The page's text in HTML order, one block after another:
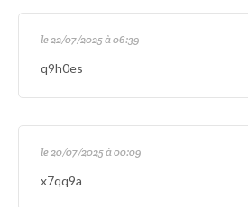
le 22/07/2025 à 06:39
q9h0es
le 20/07/2025 à 00:09
x7qq9a